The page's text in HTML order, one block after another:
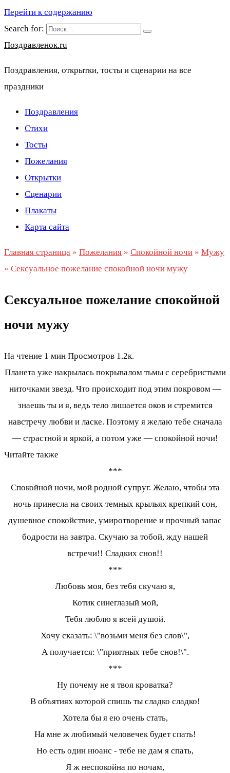
Перейти к содержанию
Search for:
Поздравленок.ru
Поздравления, открытки, тосты и сценарии на все
праздники
Поздравления
Стихи
Тосты
Пожелания
Открытки
Сценарии
Плакаты
Карта сайта
Главная страница » Пожелания » Спокойной ночи » Мужу
» Сексуальное пожелание спокойной ночи мужу
Сексуальное пожелание спокойной
ночи мужу
На чтение 1 мин Просмотров 1.2к.
Планета уже накрылась покрывалом тьмы с серебристыми
ниточками звезд. Что происходит под этим покровом —
знаешь ты и я, ведь тело лишается оков и стремится
навстречу любви и ласке. Поэтому я желаю тебе сначала
— страстной и яркой, а потом уже — спокойной ночи!
Читайте также
***
Спокойной ночи, мой родной супруг. Желаю, чтобы эта
ночь принесла на своих темных крыльях крепкий сон,
душевное спокойствие, умиротворение и прочный запас
бодрости на завтра. Скучаю за тобой, жду нашей
встречи!! Сладких снов!!
***
Любовь моя, без тебя скучаю я,
Котик синеглазый мой,
Тебя люблю я всей душой.
Хочу сказать: \"возьми меня без слов\",
А получается: \"приятных тебе снов!\".
***
Ну почему не я твоя кроватка?
В объятиях которой спишь ты сладко сладко!
Хотела бы я ею очень стать,
На мне ж любимый человечек будет спать!
Но есть один нюанс - тебе не дам я спать,
Я ж неспокойна по ночам,